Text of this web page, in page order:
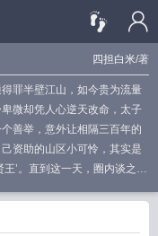
四担白米/著
罪半壁江山，如今贵为流量
微却凭人心逆天改命，太子
善举，意外让相隔三百年的
资助的山区小可怜，其实是
’。直到这一天，圈内谈之色
最新的一封信中坦白了自己身
十，今年十七，到了议亲的